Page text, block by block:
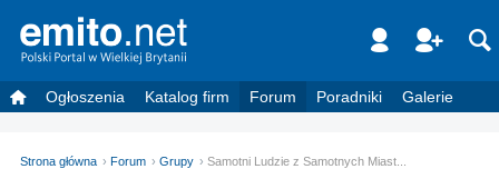
Ogłoszenia Katalog firm Forum Poradniki Galerie
Strona główna Forum Grupy Samotni Ludzie z Samotnych Miast...